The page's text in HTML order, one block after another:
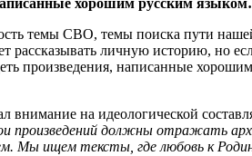
темы СВО, темы поиска пути
личную историю, но
произведения, написанные
внимание на идеологической
произведений должны отражать
Мы ищем тексты, где любовь к